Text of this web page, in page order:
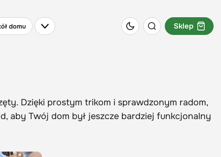
domu Sklep
Dzięki prostym trikom i sprawdzonym radom,
aby Twój dom był jeszcze bardziej funkcjonalny